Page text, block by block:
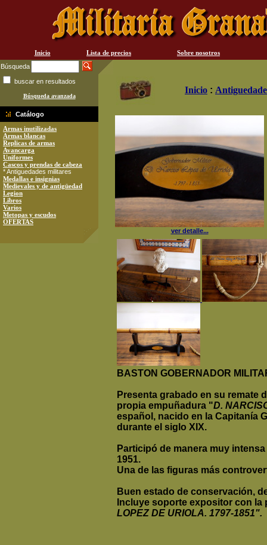
Inicio Lista de precios
Sobre nosotros
Búsqueda
buscar en resultados
Búsqueda avanzada
Catálogo
Armas inutilizadas
Armas blancas
Replicas de armas
Avancarga
Uniformes
Cascos y prendas de cabeza
* Antiguedades militares
Medallas e insignias
Medievales y de antigüedad
Legion
Libros
Varios
Metopas y escudos
OFERTAS
Inicio :
ver detalle...
BASTON GOBERNADOR
Presenta grabado en su remate
propia empuñadura "D.
español, nacido en la Capitanía
durante el siglo XIX.
Participó de manera muy
1951.
Una de las figuras más
Buen estado de conservación,
Incluye soporte expositor con la
LOPEZ DE URIOLA. 1797-1851".